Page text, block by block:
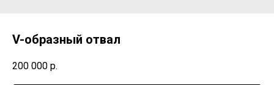
V-образный отвал
200 000 р.